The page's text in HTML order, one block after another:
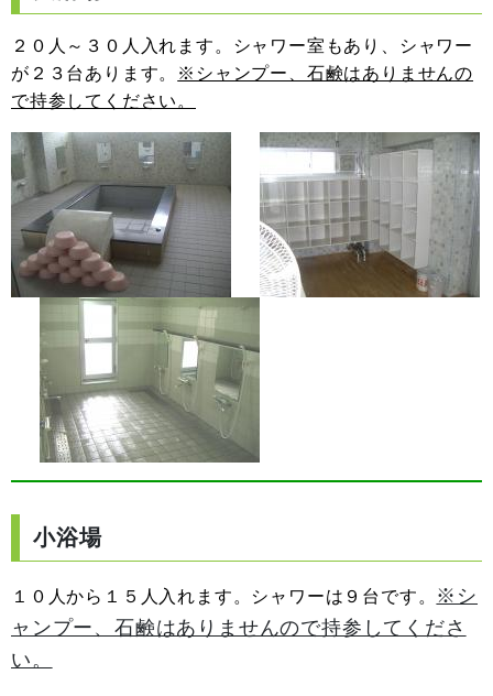
２０人～３０人入れます。シャワー室もあり、シャワー
が２３台あります。
※シャンプー、石鹸はありませんの
で持参してください。
小浴場
１０人から１５人入れます。シャワーは９台です。 ※シ
ャンプー、石鹸はありませんので持参してくださ
い。